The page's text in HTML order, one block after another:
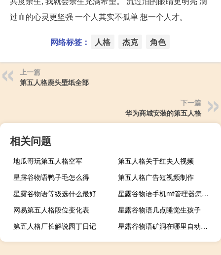
过血的心灵更坚强 一个人其实不孤单 想一个人才。
网络标签： 人格 杰克 角色
上一篇
第五人格鹿头壁纸全部
下一篇
华为商城安装的第五人格
相关问题
地瓜哥玩第五人格空军
第五人格关于红夫人视频
星露谷物语鸭子毛怎么得
第五人格广告短视频制作
星露谷物语等级选什么最好
星露谷物语手机mt管理器怎么用
网易第五人格段位变化表
星露谷物语几点睡觉生孩子
第五人格厂长解说园丁日记
星露谷物语矿洞在哪里自动攻击